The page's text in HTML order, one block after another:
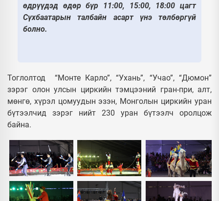
өдрүүдэд өдөр бүр 11:00, 15:00, 18:00 цагт
Сүхбаатарын талбайн асарт үнэ төлбөргүй
болно.
Тоглолтод “Монте Карло”, “Ухань”, “Учао”, “Дюмон”
зэрэг олон улсын циркийн тэмцээний гран-при, алт,
мөнгө, хүрэл цомуудын эзэн, Монголын циркийн уран
бүтээлчид зэрэг нийт 230 уран бүтээлч оролцож
байна.